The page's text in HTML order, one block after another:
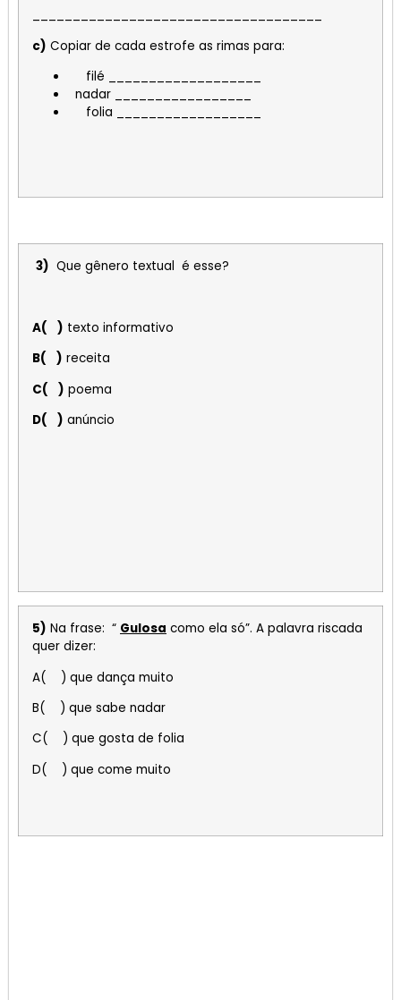
c) Copiar de cada estrofe as rimas para:
filé ___________________
nadar _________________
folia __________________
3) Que gênero textual é esse?
A( ) texto informativo
B( ) receita
C( ) poema
D( ) anúncio
5) Na frase: “ Gulosa como ela só”. A palavra riscada
quer dizer:
A( ) que dança muito
B( ) que sabe nadar
C( ) que gosta de folia
D( ) que come muito